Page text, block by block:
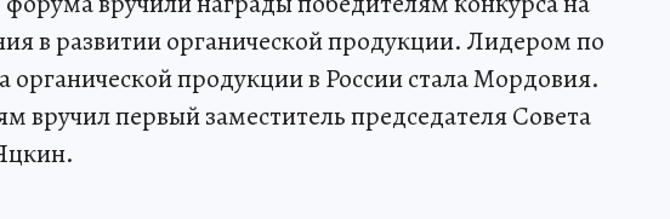
в развитии органической продукции. Лидером по
органической продукции в России стала Мордовия.
вручил первый заместитель председателя Совета